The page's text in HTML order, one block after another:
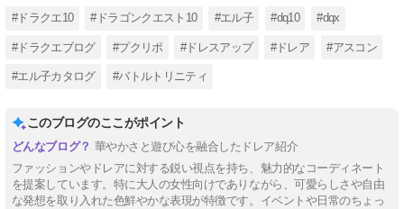
#ドラクエ10 #ドラゴンクエスト10 #エル子 #dq10 #dqx
#ドラクエブログ #プクリポ #ドレスアップ #ドレア #アスコン
#エル子カタログ #バトルトリニティ
このブログのここがポイント
華やかさと遊び心を融合したドレア紹介
ファッションやドレアに対する鋭い視点を持ち、魅力的なコーディネート
を提案しています。特に大人の女性向けでありながら、可愛らしさや自由
な発想を取り入れた色鮮やかな表現が特徴です。イベントや日常のちょっ